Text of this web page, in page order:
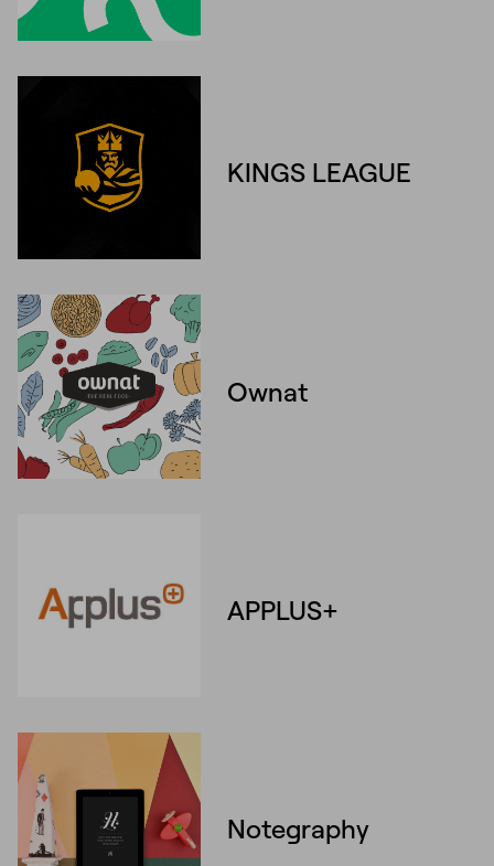
UnmuteSettings
KINGS LEAGUE
Ownat
APPLUS+
Notegraphy